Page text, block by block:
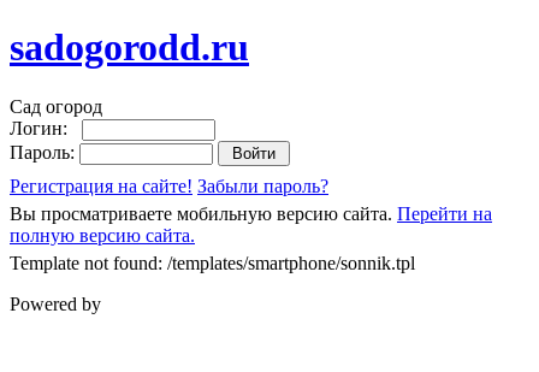
sadogorodd.ru
Сад огород
Логин:
Пароль:
Регистрация на сайте! Забыли пароль?
Вы просматриваете мобильную версию сайта. Перейти на
полную версию сайта.
Template not found: /templates/smartphone/sonnik.tpl
Powered by